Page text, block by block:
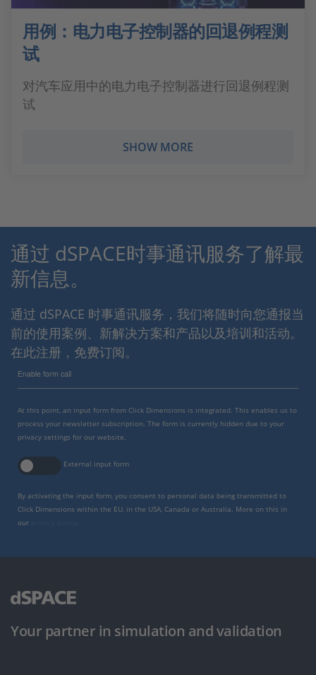
用例：电力电子控制器的回退例程测
试
对汽车应用中的电力电子控制器进行回退例程测
试
SHOW MORE
通过 dSPACE时事通讯服务了解最
新信息。
通过 dSPACE 时事通讯服务，我们将随时向您通报当
前的使用案例、新解决方案和产品以及培训和活动。
在此注册，免费订阅。
Enable form call
At this point, an input form from Click Dimensions is integrated. This enables us to
process your newsletter subscription. The form is currently hidden due to your
privacy settings for our website.
External input form
By activating the input form, you consent to personal data being transmitted to
Click Dimensions within the EU, in the USA, Canada or Australia. More on this in
our
Your partner in simulation and validation